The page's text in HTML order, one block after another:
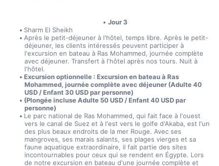
Jour 3
Sharm El Sheikh
Après le petit-déjeuner à l'hôtel, temps libre. Après le petit-
déjeuner, les clients intéressés peuvent participer à
l'excursion en bateau à Ras Mohammed, journée complète
avec déjeuner. Transfert à l'hôtel après nos tours. Nuit à
l'hôtel.
Excursion optionnelle : Excursion en bateau à Ras
Mohammed, journée complète avec déjeuner (Adulte 40
USD / Enfant 30 USD par personne)
(Plongée incluse Adulte 50 USD / Enfant 40 USD par
personne)
Le parc national de Ras Mohammed, qui fait face à l'ouest
vers le canal de Suez et à l'est vers le golfe d'Akaba, est l'un
des plus beaux endroits de la mer Rouge. Avec ses
mangroves, ses marais salants, ses plages vierges et sa
faune aquatique extraordinaire, il fait partie des sites
incontournables pour ceux qui se rendent en Égypte. Lors
de notre excursion en bateau d'une journée complète et